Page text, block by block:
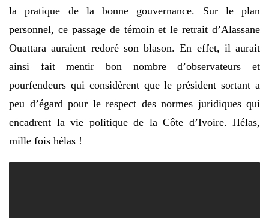
la pratique de la bonne gouvernance. Sur le plan
personnel, ce passage de témoin et le retrait d’Alassane
Ouattara auraient redoré son blason. En effet, il aurait
ainsi fait mentir bon nombre d’observateurs et
pourfendeurs qui considèrent que le président sortant a
peu d’égard pour le respect des normes juridiques qui
encadrent la vie politique de la Côte d’Ivoire. Hélas,
mille fois hélas !